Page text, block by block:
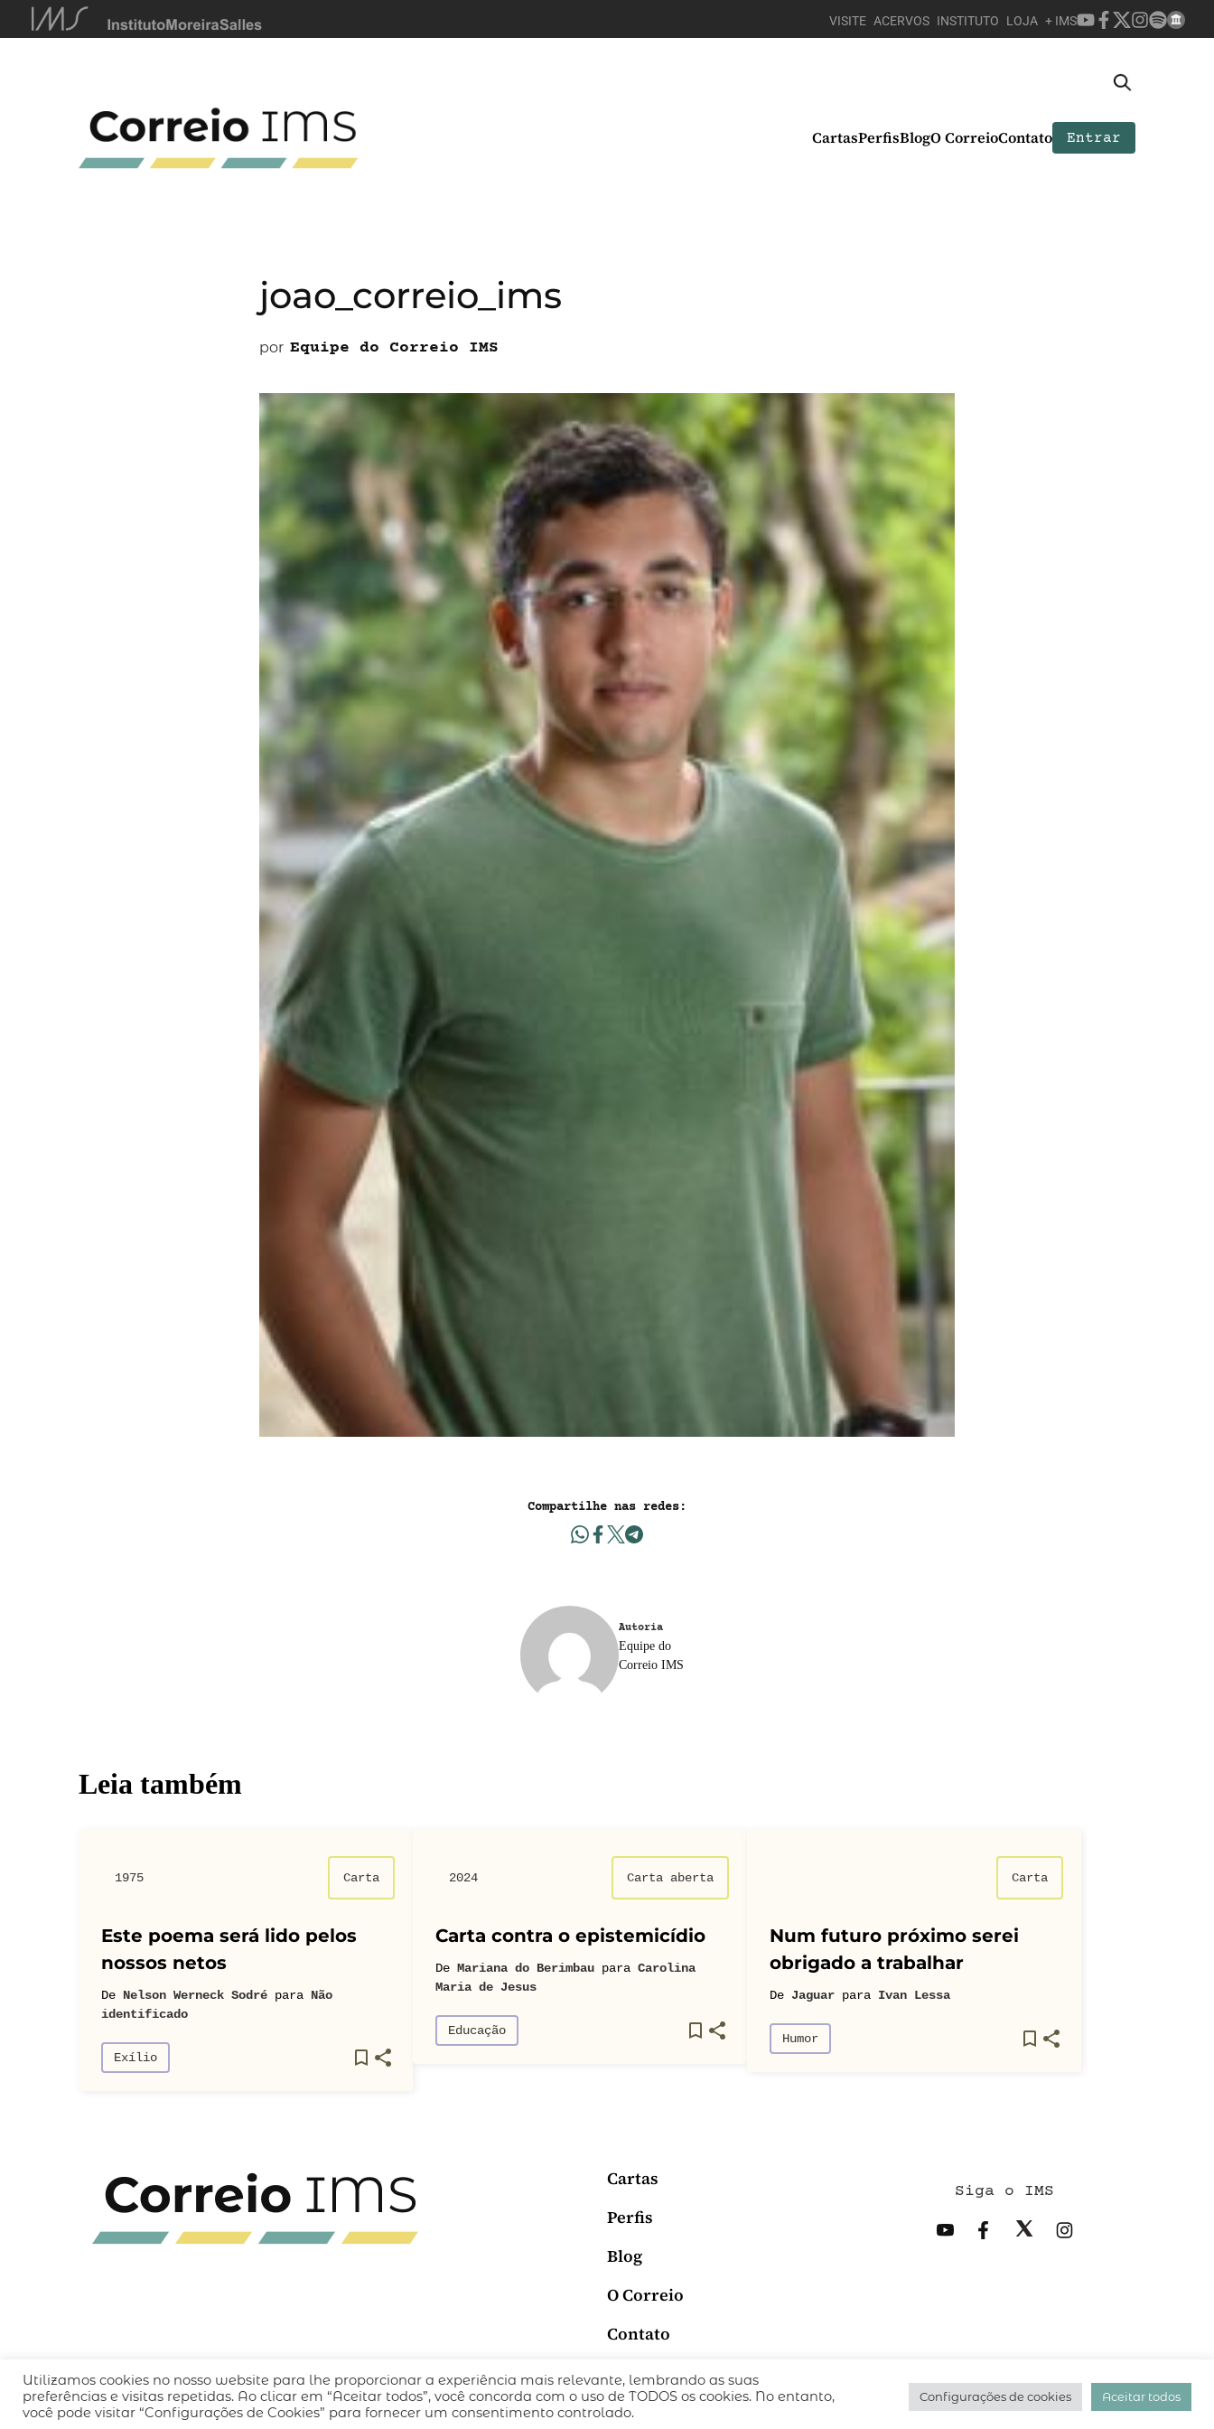
VISITE ACERVOS INSTITUTO LOJA + IMS
CartasPerfisBlogO CorreioContato Entrar
joao_correio_ims
por Equipe do Correio IMS
Compartilhe nas redes:
Autoria
Equipe do
Correio IMS
Leia também
1975 Carta
Este poema será lido pelos
nossos netos
De Nelson Werneck Sodré para Não
identificado
Exílio
2024 Carta aberta
Carta contra o epistemicídio
De Mariana do Berimbau para Carolina
Maria de Jesus
Educação
Carta
Num futuro próximo serei
obrigado a trabalhar
De Jaguar para Ivan Lessa
Humor
Cartas
Perfis
Blog
O Correio
Contato
Siga o IMS
QUEM SOMOS CÓDIGO DE CONDUTA POLÍTICA DE PRIVACIDADE TERMOS DE USO desenvolvido pelo hacklab/
Utilizamos cookies no nosso website para lhe proporcionar a experiência mais relevante, lembrando as suas
preferências e visitas repetidas. Ao clicar em “Aceitar todos”, você concorda com o uso de TODOS os cookies. No entanto,
você pode visitar “Configurações de Cookies” para fornecer um consentimento controlado.
Configurações de cookies Aceitar todos